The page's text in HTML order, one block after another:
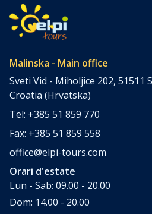
ci sono quelli che, a causa di vari
non sono […]
Malinska - Main office
Sveti Vid - Miholjice 202, 51511
Croatia (Hrvatska)
Tel: +385 51 859 770
Fax: +385 51 859 558
office@elpi-tours.com
Orari d'estate
Lun - Sab: 09.00 - 20.00
Dom: 14.00 - 20.00